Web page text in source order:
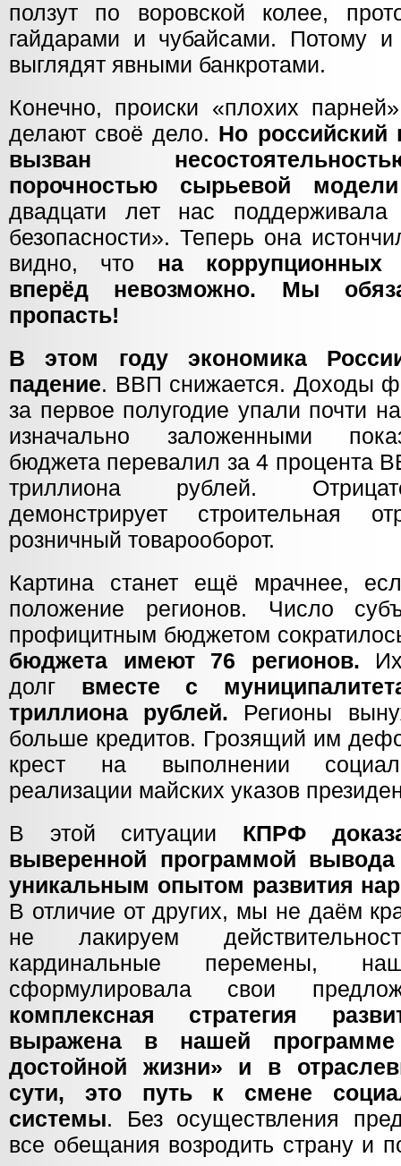
ползут по воровской колее,
гайдарами и чубайсами. Потому
выглядят явными банкротами.
Конечно, происки «плохих
делают своё дело. Но российский
вызван
порочностью сырьевой
двадцати лет нас поддерживала
безопасности». Теперь она
видно, что на коррупционных
вперёд невозможно. Мы
пропасть!
В этом году экономика
падение. ВВП снижается. Доходы
за первое полугодие упали почти
изначально заложенными
бюджета перевалил за 4 процента
триллиона рублей.
демонстрирует строительная
розничный товарооборот.
Картина станет ещё мрачнее,
положение регионов. Число
профицитным бюджетом
бюджета имеют 76 регионов.
долг вместе с
триллиона рублей. Регионы
больше кредитов. Грозящий им
крест на выполнении
реализации майских указов
В этой ситуации КПРФ
выверенной программой
уникальным опытом развития
В отличие от других, мы не даём
не лакируем
кардинальные перемены,
сформулировала свои
комплексная стратегия
выражена в нашей
достойной жизни» и в
сути, это путь к смене
системы. Без осуществления
все обещания возродить страну и